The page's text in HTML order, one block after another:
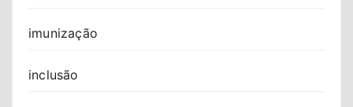
imunização
inclusão